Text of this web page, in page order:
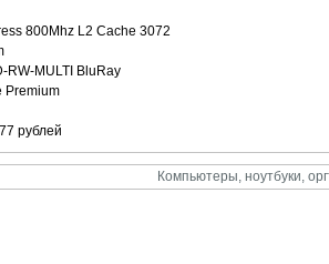
800Mhz L2 Cache 3072
RW-MULTI BluRay
Premium
рублей
Компьютеры, ноутбуки,